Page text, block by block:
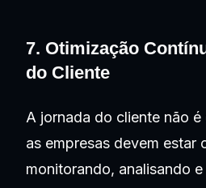
7. Otimização
do Cliente
A jornada do cliente não
as empresas devem estar
monitorando, analisando